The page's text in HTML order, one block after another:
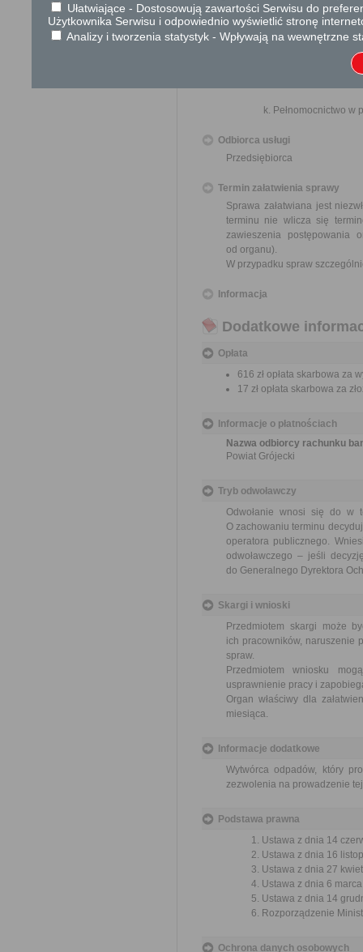
Składa się pod
jest obowiązany do
złożenie
składanie
Pełnomocnictwo w
Odbiorca usługi
Przedsiębiorca
Termin załatwienia sprawy
Sprawa załatwiana jest
terminu nie wlicza się
zawieszenia postępowania
od organu).
W przypadku spraw
Informacja
Dodatkowe
Opłata
616 zł opłata skarbowa za
17 zł opłata skarbowa za
Informacje o płatnościach
Nazwa odbiorcy rachunku
Powiat Grójecki
Tryb odwoławczy
Odwołanie wnosi się do w
O zachowaniu terminu
operatora publicznego.
odwoławczego – jeśli
do Generalnego Dyrektora
Skargi i wnioski
Przedmiotem skargi może
ich pracowników, naruszenie
spraw.
Przedmiotem wniosku
usprawnienie pracy i
Organ właściwy dla
miesiąca.
Informacje dodatkowe
Wytwórca odpadów, który
zezwolenia na prowadzenie
Podstawa prawna
Ustawa z dnia 14
Ustawa z dnia 16
Ustawa z dnia 27
Ustawa z dnia 6
Ustawa z dnia 14
Rozporządzenie
Ochrona danych osobowych
Ułatwiające - Dostosowują zawartości Serwisu do
Użytkownika Serwisu i odpowiednio wyświetlić stronę
Analizy i tworzenia statystyk - Wpływają na wewnętrzne